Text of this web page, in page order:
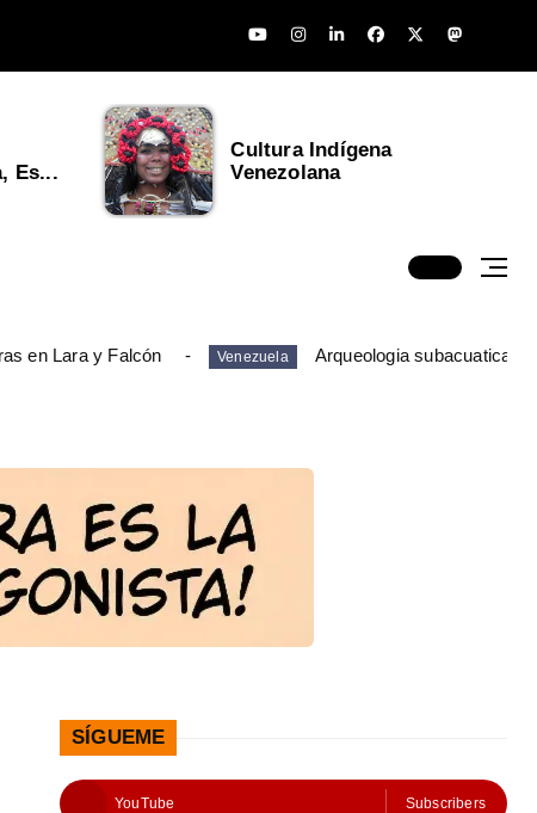
Es...
Cultura Indígena
Venezolana
en Lara y Falcón Venezuela Arqueologia subacuatica
SÍGUEME
YouTube Subscribers